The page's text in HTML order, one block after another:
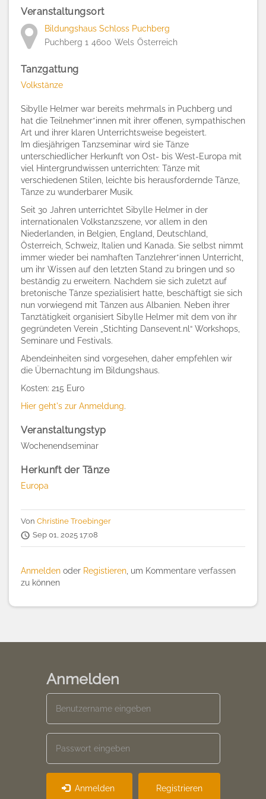
Veranstaltungsort
Bildungshaus Schloss Puchberg
Puchberg 1 4600 Wels Österreich
Tanzgattung
Volkstänze
Sibylle Helmer war bereits mehrmals in Puchberg und
hat die Teilnehmer*innen mit ihrer offenen, sympathischen
Art und ihrer klaren Unterrichtsweise begeistert.
Im diesjährigen Tanzseminar wird sie Tänze
unterschiedlicher Herkunft von Ost- bis West-Europa mit
viel Hintergrundwissen unterrichten: Tänze mit
verschiedenen Stilen, leichte bis herausfordernde Tänze,
Tänze zu wunderbarer Musik.
Seit 30 Jahren unterrichtet Sibylle Helmer in der
internationalen Volkstanzszene, vor allem in den
Niederlanden, in Belgien, England, Deutschland,
Österreich, Schweiz, Italien und Kanada. Sie selbst nimmt
immer wieder bei namhaften Tanzlehrer*innen Unterricht,
um ihr Wissen auf den letzten Stand zu bringen und so
beständig zu erweitern. Nachdem sie sich zuletzt auf
bretonische Tänze spezialisiert hatte, beschäftigt sie sich
nun vorwiegend mit Tänzen aus Albanien. Neben ihrer
Tanztätigkeit organisiert Sibylle Helmer mit dem von ihr
gegründeten Verein „Stichting Dansevent.nl“ Workshops,
Seminare und Festivals.
Abendeinheiten sind vorgesehen, daher empfehlen wir
die Übernachtung im Bildungshaus.
Kosten: 215 Euro
Hier geht's zur Anmeldung.
Veranstaltungstyp
Wochenendseminar
Herkunft der Tänze
Europa
Von Christine Troebinger
Sep 01, 2025 17:08
Anmelden oder Registieren , um Kommentare verfassen
zu können
Anmelden
Anmelden Registrieren